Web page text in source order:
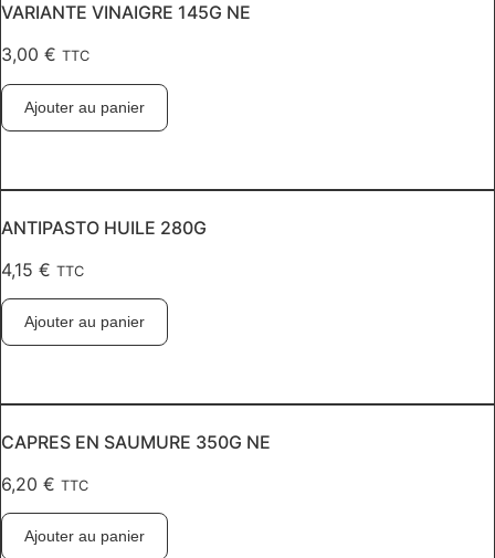
VARIANTE VINAIGRE 145G NE
3,00 € TTC
Ajouter au panier
ANTIPASTO HUILE 280G
4,15 € TTC
Ajouter au panier
CAPRES EN SAUMURE 350G NE
6,20 € TTC
Ajouter au panier